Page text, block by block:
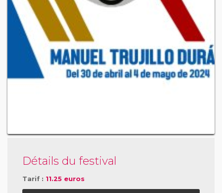
Détails du festival
Tarif : 11.25 euros